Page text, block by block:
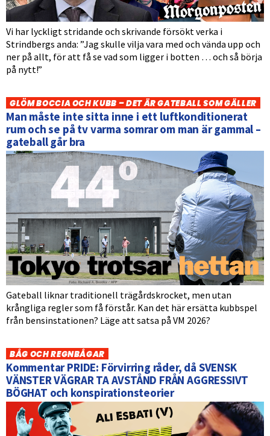
Vi har lyckligt stridande och skrivande försökt verka i
Strindbergs anda: ”Jag skulle vilja vara med och vända upp och
ner på allt, för att få se vad som ligger i botten … och så börja
på nytt!”
GLÖM BOCCIA OCH KUBB – DET ÄR GATEBALL SOM GÄLLER
Man måste inte sitta inne i ett luftkonditionerat
rum och se på tv varma somrar om man är gammal –
gateball går bra
Gateball liknar traditionell trägårdskrocket, men utan
krångliga regler som få förstår. Kan det här ersätta kubbspel
från bensinstationen? Läge att satsa på VM 2026?
BÅG OCH REGNBÅGAR
Kommentar PRIDE: Förvirring råder, då SVENSK
VÄNSTER VÄGRAR TA AVSTÅND FRÅN AGGRESSIVT
BÖGHAT och konspirationsteorier